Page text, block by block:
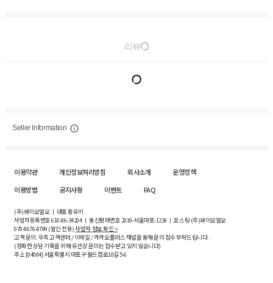
리뷰
Seller Information
이용약관 개인정보처리방침 회사소개
운영정책
이용방법
공지사항 이벤트 FAQ
(주)와이오엘오 ㅣ 대표 황유미
사업자등록번호610-86-34204ㅣ 통신판매번호 2019-서울마포-1239 ㅣ 호스팅 (주)와이오엘오
070-8676-8799 (발신 전용)사업자 정보 확인 >
고객 문의: 우측 고객센터 / 이메일 / 카카오플러스 채널을 통해 문의 접수 부탁드립니다.
(정확한 상담 기록을 위해 유선상 문의는 접수받고 있지 않습니다)
주소 [04004] 서울특별시 마포구 월드컵로10길5-6